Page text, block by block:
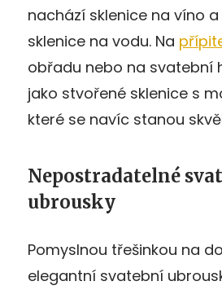
nachází sklenice na víno
sklenice na vodu. Na
obřadu nebo na svatební
jako stvořené sklenice s
které se navíc stanou
Nepostradatelné
ubrousky
Pomyslnou třešinkou na
elegantní svatební